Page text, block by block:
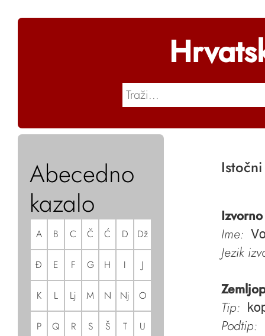
Abecedno
kazalo
A B C Č Ć D Dž
Đ E F G H I J
K L Lj M N Nj O
P Q R S Š T U
Ime:
Jezik
Tip:
Podtip: